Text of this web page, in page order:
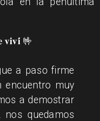
🤟
a paso firme
encuentro muy
a demostrar
quedamos